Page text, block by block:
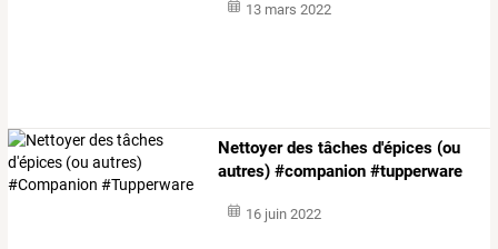
13 mars 2022
Nettoyer des tâches d'épices (ou
autres) #companion #tupperware
16 juin 2022